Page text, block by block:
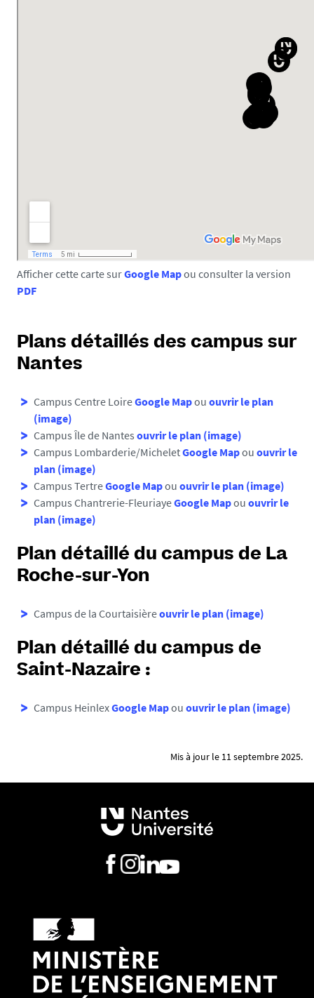
Afficher cette carte surGoogle Mapou consulter la version
PDF
Plans détaillés des campus sur
Nantes
Campus Centre LoireGoogle Mapou ouvrir le plan
(image)
Campus Île de Nantes ouvrir le plan (image)
Campus Lombarderie/MicheletGoogle Mapou ouvrir le
plan (image)
Campus TertreGoogle Mapou ouvrir le plan (image)
Campus Chantrerie-FleuriayeGoogle Mapou ouvrir le
plan (image)
Plan détaillé du campus de La
Roche-sur-Yon
Campus de la Courtaisièreouvrir le plan (image)
Plan détaillé du campus de
Saint-Nazaire :
Campus HeinlexGoogle Mapou ouvrir le plan (image)
Mis à jour le 11 septembre 2025.